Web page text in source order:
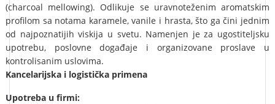
(charcoal mellowing). Odlikuje se uravnoteženim aromatskim
profilom sa notama karamele, vanile i hrasta, što ga čini jednim
od najpoznatijih viskija u svetu. Namenjen je za ugostiteljsku
upotrebu, poslovne događaje i organizovane proslave u
kontrolisanim uslovima.
Kancelarijska i logistička primena
Upotreba u firmi: